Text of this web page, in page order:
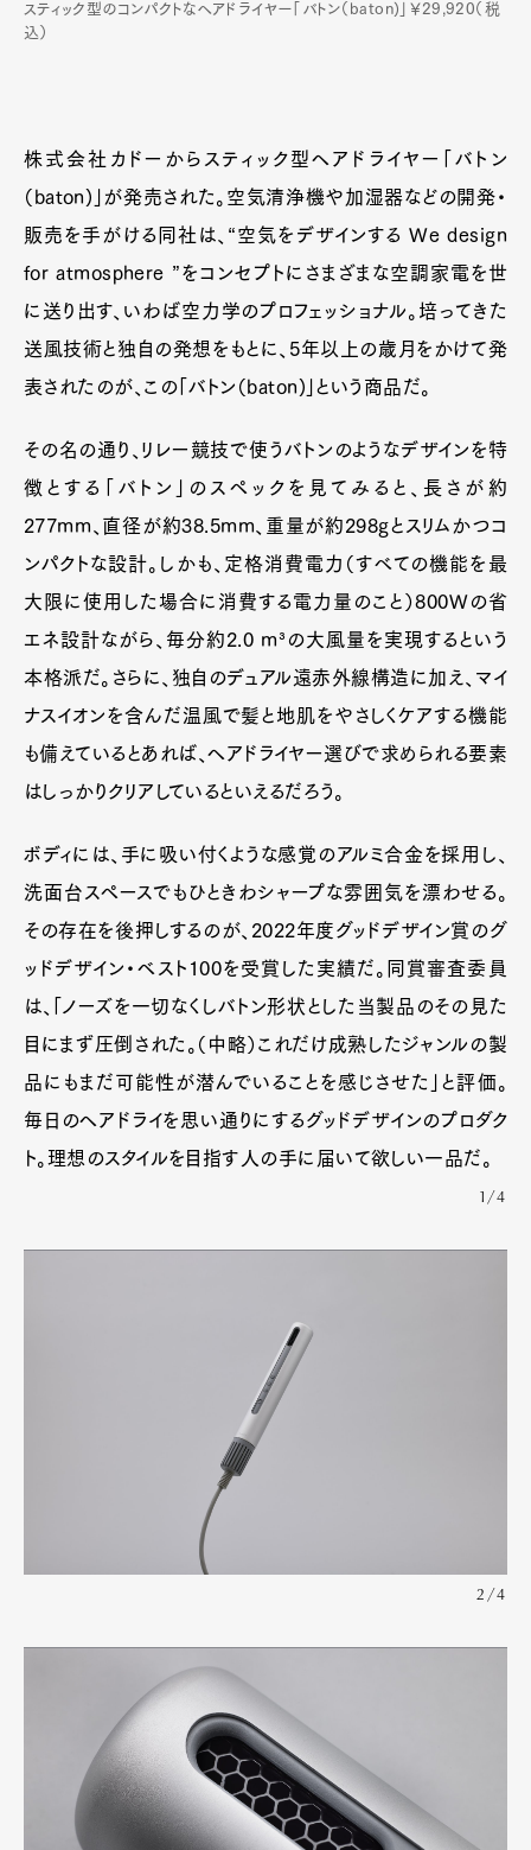
Art&Design
ProductCultureLifestyle
スティック型のコンパクトなヘアドライヤー「バトン（baton)」￥29,920（税
込）
株式会社カドーからスティック型ヘアドライヤー「バトン
（baton)」が発売された。空気清浄機や加湿器などの開発・
販売を手がける同社は、“空気をデザインする We design
for atmosphere ”をコンセプトにさまざまな空調家電を世
に送り出す、いわば空力学のプロフェッショナル。培ってきた
送風技術と独自の発想をもとに、5年以上の歳月をかけて発
表されたのが、この「バトン（baton)」という商品だ。
その名の通り、リレー競技で使うバトンのようなデザインを特
徴とする「バトン」のスペックを見てみると、長さが約
277mm、直径が約38.5mm、重量が約298gとスリムかつコ
ンパクトな設計。しかも、定格消費電力（すべての機能を最
大限に使用した場合に消費する電力量のこと）800Wの省
エネ設計ながら、毎分約2.0 m³の大風量を実現するという
本格派だ。さらに、独自のデュアル遠赤外線構造に加え、マイ
ナスイオンを含んだ温風で髪と地肌をやさしくケアする機能
も備えているとあれば、ヘアドライヤー選びで求められる要素
はしっかりクリアしているといえるだろう。
ボディには、手に吸い付くような感覚のアルミ合金を採用し、
洗面台スペースでもひときわシャープな雰囲気を漂わせる。
その存在を後押しするのが、2022年度グッドデザイン賞のグ
ッドデザイン・ベスト100を受賞した実績だ。同賞審査委員
は、「ノーズを一切なくしバトン形状とした当製品のその見た
目にまず圧倒された。（中略）これだけ成熟したジャンルの製
品にもまだ可能性が潜んでいることを感じさせた」と評価。
毎日のヘアドライを思い通りにするグッドデザインのプロダク
ト。理想のスタイルを目指す人の手に届いて欲しい一品だ。
1/4
2/4